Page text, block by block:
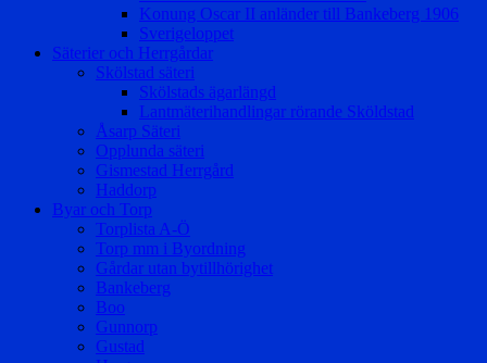
Konung Oscar II anländer till Bankeberg 1906
Sverigeloppet
Säterier och Herrgårdar
Skölstad säteri
Skölstads ägarlängd
Lantmäterihandlingar rörande Sköldstad
Åsarp Säteri
Opplunda säteri
Gismestad Herrgård
Haddorp
Byar och Torp
Torplista A-Ö
Torp mm i Byordning
Gårdar utan bytillhörighet
Bankeberg
Boo
Gunnorp
Gustad